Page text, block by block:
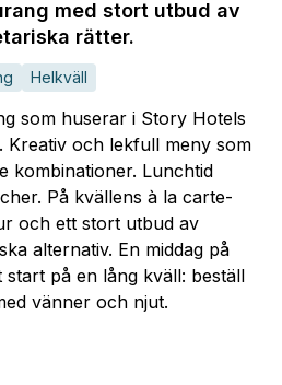
med stort utbud av
rätter.
Helkväll
som huserar i Story Hotels
Kreativ och lekfull meny som
kombinationer. Lunchtid
På kvällens à la carte-
och ett stort utbud av
alternativ. En middag på
på en lång kväll: beställ
vänner och njut.